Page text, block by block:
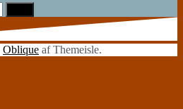
Oblique af Themeisle.